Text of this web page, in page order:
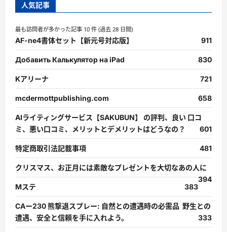
人気記事
最も訪問者が多かった記事 10 件 (過去 28 日間)
AF-ne4書体セット【新元号対応版】 911
Добавить Калькулятор на iPad 830
Kアリーナ 721
mcdermottpublishing.com 658
AIライティングサービス【SAKUBUN】 の評判、良い 口コ
ミ、悪い口コミ、メリットとデメリットはどうなの？
601
特定商取引法記載事項 481
クリスマス、お正月には素敵なプレゼントを大切なあの人に
394
Mステ
383
CAー230 熊撃退スプレー: 自然との遭遇時の必需品 野生との
遭遇、安全と信頼を手に入れよう。
333